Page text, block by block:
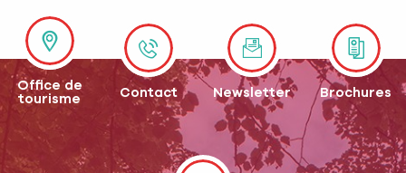
Office de
tourisme
Contact Newsletter Brochures